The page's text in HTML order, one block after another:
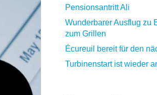
Pensionsantritt Ali
Wunderbarer Ausflug zu
zum Grillen
Écureuil bereit für den
Turbinenstart ist wieder